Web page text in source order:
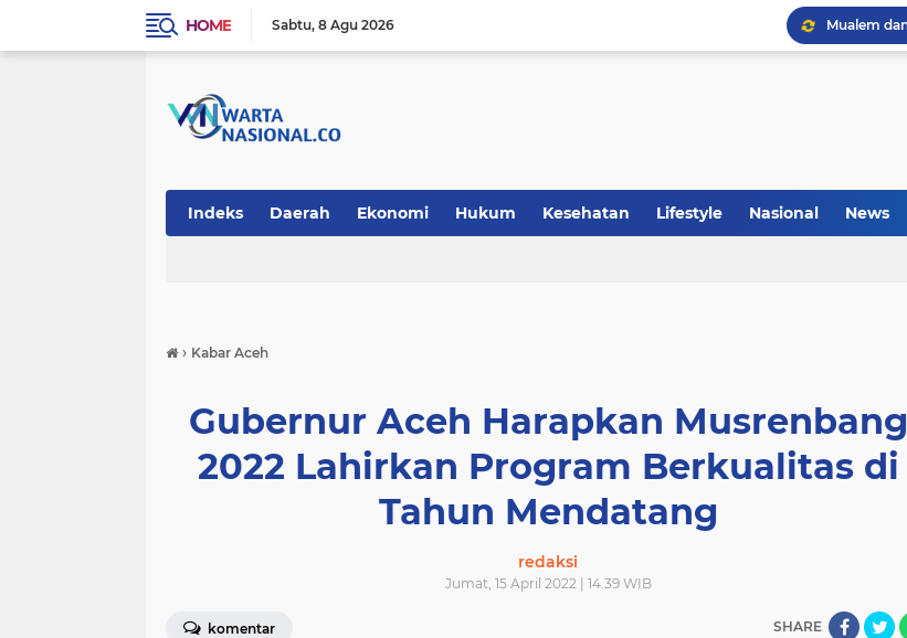
HOME Sabtu 8 Agu 2026
Indeks Daerah Ekonomi Hukum Kesehatan Lifestyle Nasional News
› Kabar Aceh
Gubernur Aceh Harapkan Musrenbang
2022 Lahirkan Program Berkualitas di
Tahun Mendatang
redaksi
Jumat, 15 April 2022 | 14.39 WIB
komentar SHARE